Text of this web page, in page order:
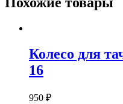
Колесо для
16
950 ₽